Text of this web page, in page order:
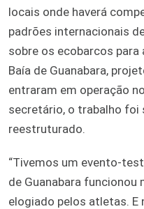
locais onde haverá
padrões internacionais
sobre os ecobarcos
Baía de Guanabara,
entraram em operação
secretário, o trabalho foi
reestruturado.
“Tivemos um evento-
de Guanabara funcionou
elogiado pelos atletas. E